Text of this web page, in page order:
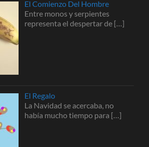
El Comienzo Del Hombre
Entre monos y serpientes
representa el despertar de […]
El Regalo
La Navidad se acercaba, no
había mucho tiempo para […]